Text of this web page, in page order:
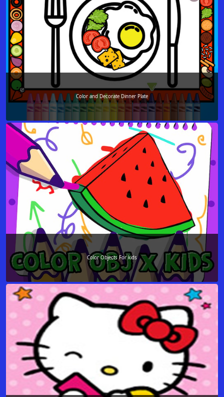
Color and Decorate Dinner Plate
Color Objects For kids